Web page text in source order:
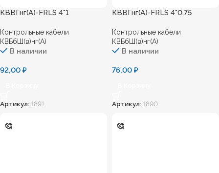
КВВГнг(А)-FRLS 4*1
Контрольные кабели
КВБбШ(в)нг(А)
В наличии
92,00 ₽
Артикул: 1891
КВВГнг(А)-FRLS 4*0,75
Контрольные кабели
КВБбШ(в)нг(А)
В наличии
76,00 ₽
Артикул: 1890